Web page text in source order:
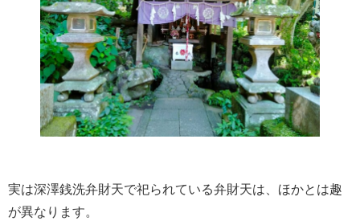
実は深澤銭洗弁財天で祀られている弁財天は、ほかとは趣
が異なります。